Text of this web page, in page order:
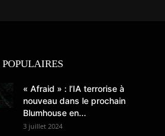
« Afraid » : l’IA terrorise à
nouveau dans le prochain
Blumhouse en...
3 juillet 2024